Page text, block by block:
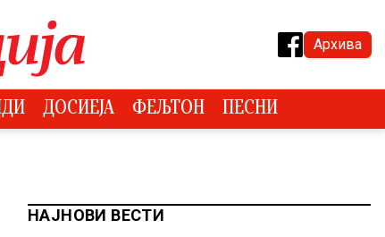
Архива
ДОСИЕЈА ФЕЉТОН ПЕСНИ
НАЈНОВИ ВЕСТИ